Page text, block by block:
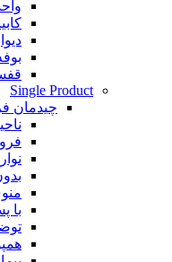
Single Product
چیدمان
با